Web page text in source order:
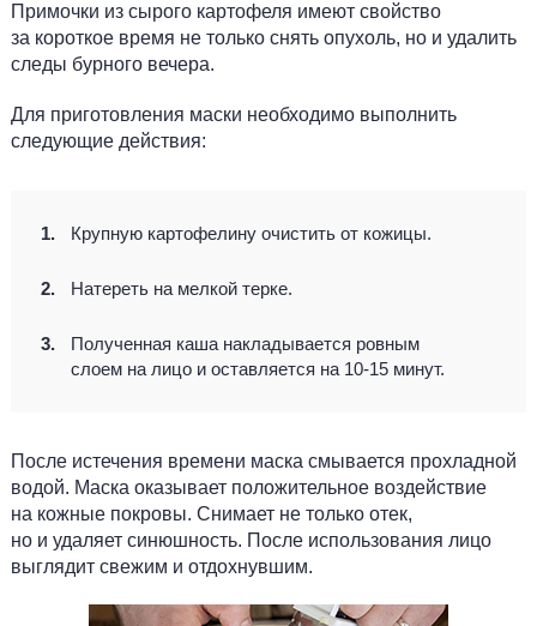
Примочки из сырого картофеля имеют свойство
за короткое время не только снять опухоль, но и удалить
следы бурного вечера.
Для приготовления маски необходимо выполнить
следующие действия:
Крупную картофелину очистить от кожицы.
Натереть на мелкой терке.
Полученная каша накладывается ровным
слоем на лицо и оставляется на 10-15 минут.
После истечения времени маска смывается прохладной
водой. Маска оказывает положительное воздействие
на кожные покровы. Снимает не только отек,
но и удаляет синюшность. После использования лицо
выглядит свежим и отдохнувшим.